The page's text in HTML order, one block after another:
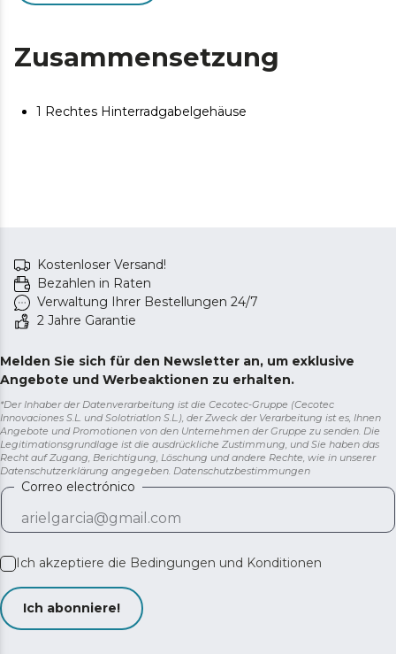
Zusammensetzung
1 Rechtes Hinterradgabelgehäuse
Kostenloser Versand!
Bezahlen in Raten
Verwaltung Ihrer Bestellungen 24/7
2 Jahre Garantie
Melden Sie sich für den Newsletter an, um exklusive
Angebote und Werbeaktionen zu erhalten.
*Der Inhaber der Datenverarbeitung ist die Cecotec-Gruppe (Cecotec
Innovaciones S.L. und Solotriatlon S.L.), der Zweck der Verarbeitung ist es, Ihnen
Angebote und Promotionen von den Unternehmen der Gruppe zu senden. Die
Legitimationsgrundlage ist die ausdrückliche Zustimmung, und Sie haben das
Recht auf Zugang, Berichtigung, Löschung und andere Rechte, wie in unserer
Datenschutzerklärung angegeben. Datenschutzbestimmungen
Correo electrónico
Ich akzeptiere die Bedingungen und Konditionen
Ich abonniere!